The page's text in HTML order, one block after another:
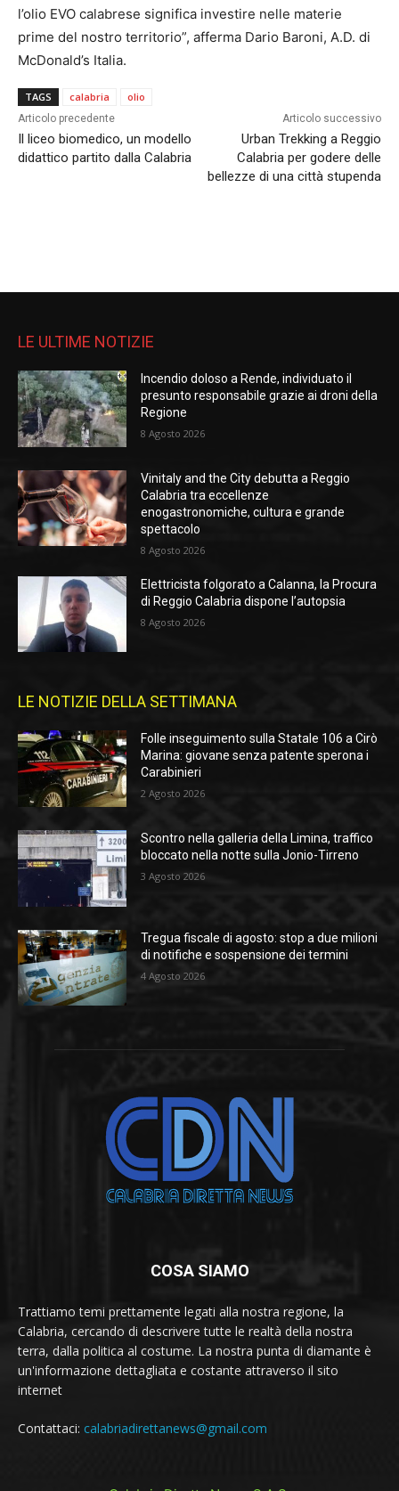
l’olio EVO calabrese significa investire nelle materie
prime del nostro territorio”, afferma Dario Baroni, A.D. di
McDonald’s Italia.
TAGS calabria olio
Articolo precedente
Il liceo biomedico, un modello
didattico partito dalla Calabria
Articolo successivo
Urban Trekking a Reggio
Calabria per godere delle
bellezze di una città stupenda
LE ULTIME NOTIZIE
Incendio doloso a Rende, individuato il
presunto responsabile grazie ai droni della
Regione
8 Agosto 2026
Vinitaly and the City debutta a Reggio
Calabria tra eccellenze
enogastronomiche, cultura e grande
spettacolo
8 Agosto 2026
Elettricista folgorato a Calanna, la Procura
di Reggio Calabria dispone l’autopsia
8 Agosto 2026
LE NOTIZIE DELLA SETTIMANA
Folle inseguimento sulla Statale 106 a Cirò
Marina: giovane senza patente sperona i
Carabinieri
2 Agosto 2026
Scontro nella galleria della Limina, traffico
bloccato nella notte sulla Jonio-Tirreno
3 Agosto 2026
Tregua fiscale di agosto: stop a due milioni
di notifiche e sospensione dei termini
4 Agosto 2026
COSA SIAMO
Trattiamo temi prettamente legati alla nostra regione, la
Calabria, cercando di descrivere tutte le realtà della nostra
terra, dalla politica al costume. La nostra punta di diamante è
un'informazione dettagliata e costante attraverso il sito
internet
Contattaci: calabriadirettanews@gmail.com